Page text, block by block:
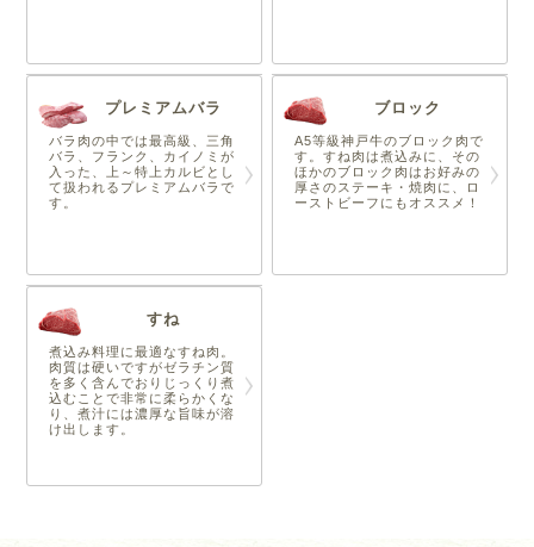
プレミアムバラ
バラ肉の中では最高級、三角
バラ、フランク、カイノミが
入った、上～特上カルビとし
て扱われるプレミアムバラで
す。
ブロック
A5等級神戸牛のブロック肉で
す。すね肉は煮込みに、その
ほかのブロック肉はお好みの
厚さのステーキ・焼肉に、ロ
ーストビーフにもオススメ！
すね
煮込み料理に最適なすね肉。
肉質は硬いですがゼラチン質
を多く含んでおりじっくり煮
込むことで非常に柔らかくな
り、煮汁には濃厚な旨味が溶
け出します。